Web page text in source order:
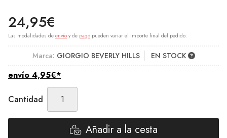
24,95€
Las modalidades de envío y de pago pueden variar el importe final del pedido.
Marca: GIORGIO BEVERLY HILLS EN STOCK
envío 4,95€*
Cantidad
Añadir a la cesta